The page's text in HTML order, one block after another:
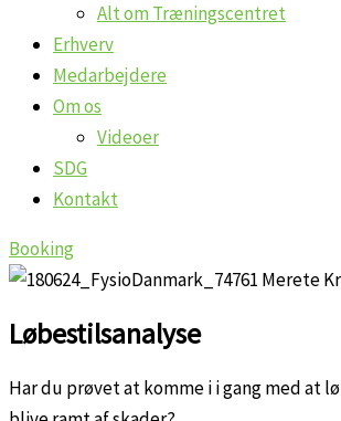
Alt om Træningscentret
Erhverv
Medarbejdere
Om os
Videoer
SDG
Kontakt
Booking
Løbestilsanalyse
Har du prøvet at komme i i gang med at